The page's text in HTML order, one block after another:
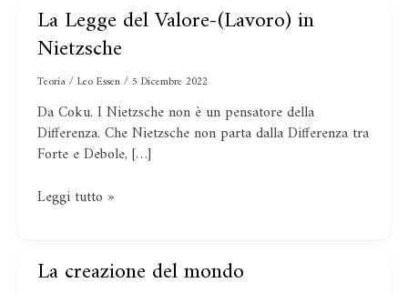
La Legge del Valore-(Lavoro) in
Nietzsche
Teoria/Leo Essen/5 Dicembre 2022
Da Coku. I Nietzsche non è un pensatore della
Differenza. Che Nietzsche non parta dalla Differenza tra
Forte e Debole, […]
La
Legge
del
Valore-
(Lavoro)
in
Nietzsche
Leggi tutto »
La creazione del mondo
La